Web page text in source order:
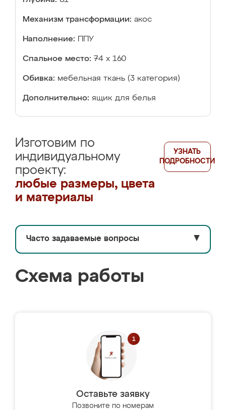
Механизм трансформации: акос
Наполнение: ППУ
Спальное место: 74 х 160
Обивка: мебельная ткань (3 категория)
Дополнительно: ящик для белья
Изготовим по
индивидуальному
проекту:
любые размеры, цвета
и материалы
УЗНАТЬ
ПОДРОБНОСТИ
Часто задаваемые вопросы ▼
Схема работы
Оставьте заявку
Позвоните по номерам